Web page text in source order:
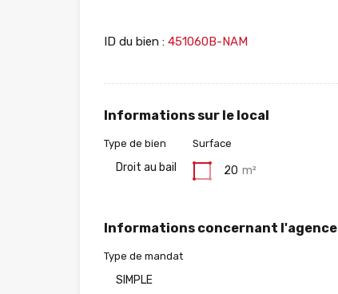
ID du bien : 451060B-NAM
Informations sur le local
Type de bien
Droit au bail
Surface
20 m²
Informations concernant l'agence
Type de mandat
SIMPLE